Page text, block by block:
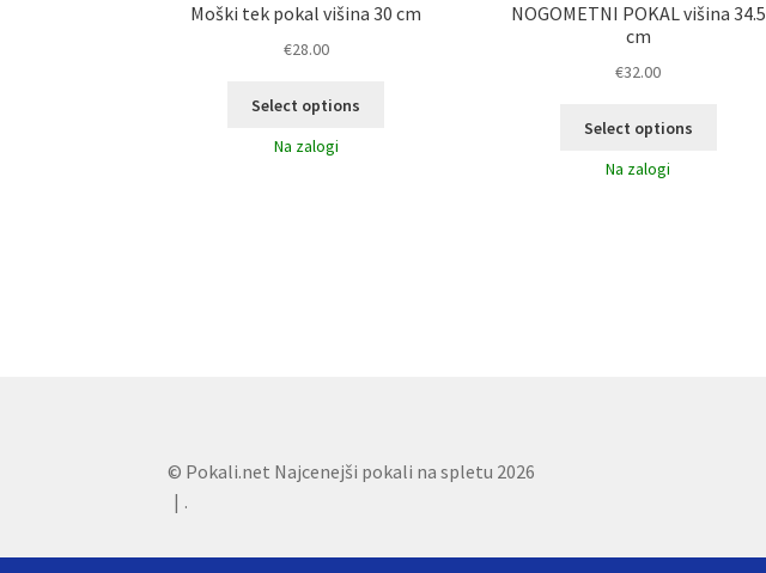
Moški tek pokal višina 30 cm
€28.00
Select options
Na zalogi
NOGOMETNI POKAL višina 34.5
cm
€32.00
Select options
Na zalogi
© Pokali.net Najcenejši pokali na spletu 2026
.